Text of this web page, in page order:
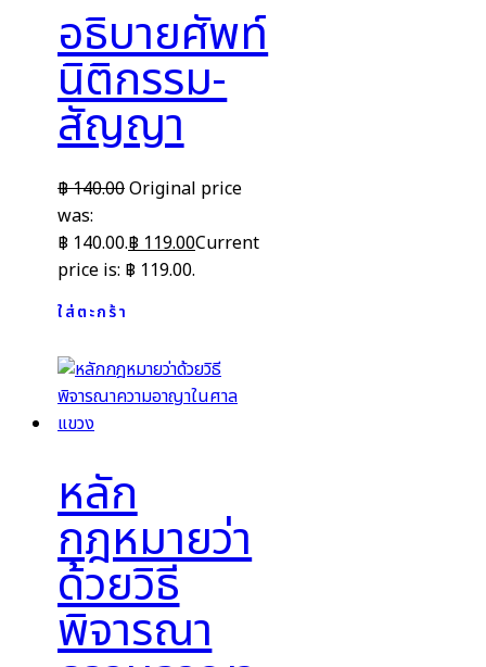
อธิบายศัพท์
นิติกรรม-
สัญญา
฿140.00Original price
was:
฿ 140.00.฿ 119.00Current
price is: ฿ 119.00.
ใส่ตะกร้า
หลัก
กฎหมายว่า
ด้วยวิธี
พิจารณา